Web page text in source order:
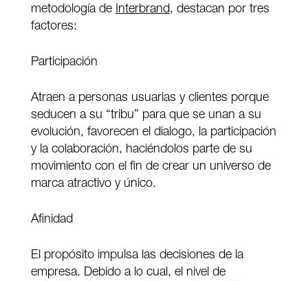
metodología de Interbrand, destacan por tres
factores:
Participación
Atraen a personas usuarias y clientes porque
seducen a su “tribu” para que se unan a su
evolución, favorecen el dialogo, la participación
y la colaboración, haciéndolos parte de su
movimiento con el fin de crear un universo de
marca atractivo y único.
Afinidad
El propósito impulsa las decisiones de la
empresa. Debido a lo cual, el nivel de